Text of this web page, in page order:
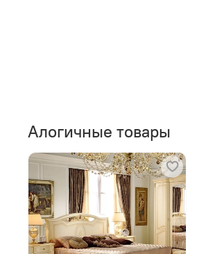
Алогичные товары